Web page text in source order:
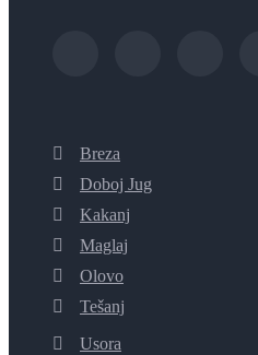
Breza
Doboj Jug
Kakanj
Maglaj
Olovo
Tešanj
Usora